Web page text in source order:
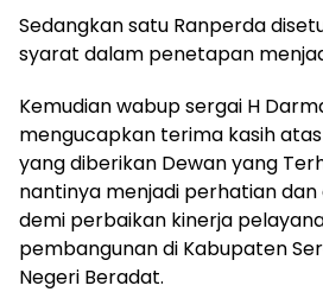
Sedangkan satu Ranperda
syarat dalam penetapan
Kemudian wabup sergai H
mengucapkan terima kasih
yang diberikan Dewan yang
nantinya menjadi perhatian
demi perbaikan kinerja
pembangunan di Kabupaten
Negeri Beradat.